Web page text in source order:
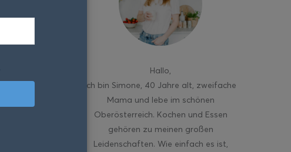
Hallo
ich bin Simone, 40 Jahre alt, zweifache
Mama und lebe im schönen
Oberösterreich. Kochen und Essen
gehören zu meinen großen
Leidenschaften. Wie einfach es ist,